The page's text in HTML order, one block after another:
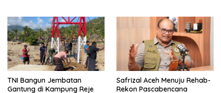
TNI Bangun Jembatan
Gantung di Kampung Reje
Safrizal Aceh Menuju Rehab-
Rekon Pascabencana